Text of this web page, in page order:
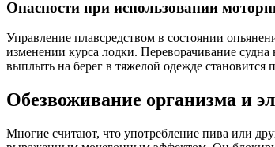
Опасности при использовании
Управление плавсредством в состоянии
изменении курса лодки. Переворачивание судна
выплыть на берег в тяжелой одежде становится
Обезвоживание организма и
Многие считают, что употребление пива или